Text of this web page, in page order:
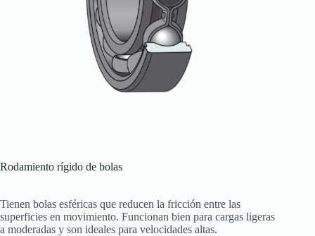
Rodamiento rígido de bolas
Tienen bolas esféricas que reducen la fricción entre las
superficies en movimiento. Funcionan bien para cargas ligeras
a moderadas y son ideales para velocidades altas.